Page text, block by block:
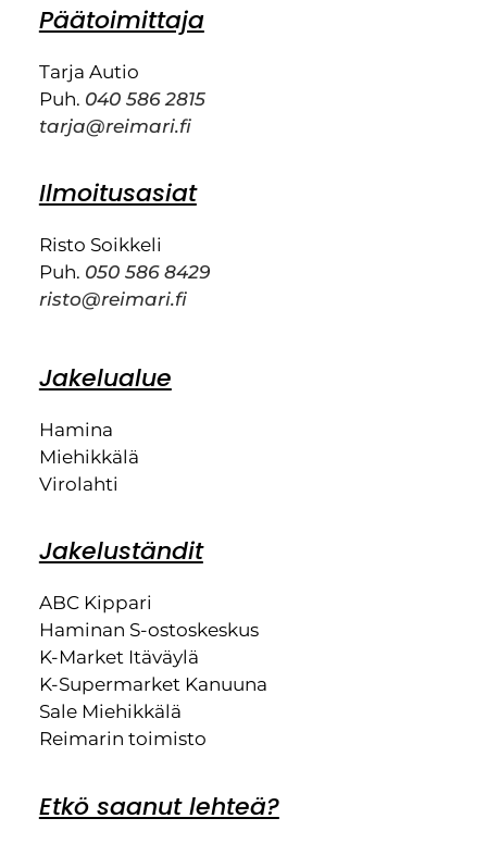
Päätoimittaja
Tarja Autio
Puh. 040 586 2815
tarja@reimari.fi
Ilmoitusasiat
Risto Soikkeli
Puh. 050 586 8429
risto@reimari.fi
Jakelualue
Hamina
Miehikkälä
Virolahti
Jakeluständit
ABC Kippari
Haminan S-ostoskeskus
K-Market Itäväylä
K-Supermarket Kanuuna
Sale Miehikkälä
Reimarin toimisto
Etkö saanut lehteä?